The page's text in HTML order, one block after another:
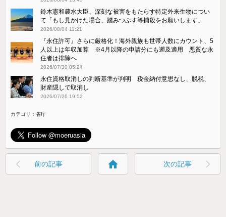
鈴木憲和農水大臣、深刻な被害をもたらす特定外来生物につい
て「もし見かけた場合、踏みつぶす等捕殺をお願いします」
2026/08/04 11:21
『永住許可』さらに厳格化！海外親族も世帯人数にカウント、5
人以上は年収加算 ※4月以降の申請分にも遡及適用 悪質な永
住者は排除へ
2026/07/30 05:24
永住資格取消しの判断基準が判明 税金納付意思なし、脱税、
財産隠しで取消し
2026/07/26 19:52
カテゴリ：省庁
前の記事 home 次の記事